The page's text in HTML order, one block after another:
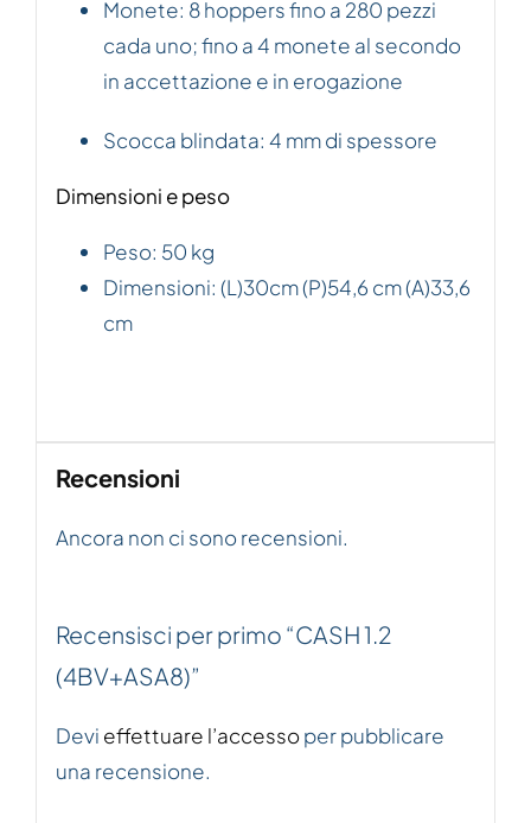
Monete: 8 hoppers fino a 280 pezzi
cada uno; fino a 4 monete al secondo
in accettazione e in erogazione
Scocca blindata: 4 mm di spessore
Dimensioni e peso
Peso: 50 kg
Dimensioni: (L)30cm (P)54,6 cm (A)33,6
cm
Recensioni
Ancora non ci sono recensioni.
Recensisci per primo “CASH 1.2
(4BV+ASA8)”
Devi effettuare l’accessoper pubblicare
una recensione.